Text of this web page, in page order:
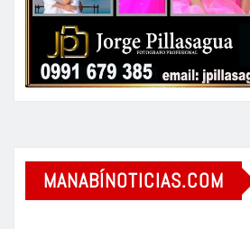
MANABÍNOTICIAS.COM